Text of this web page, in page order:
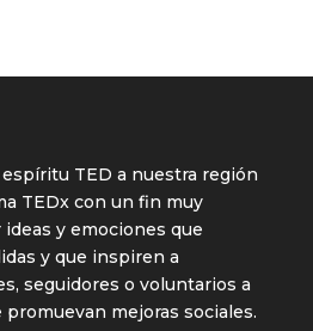
TED a nuestra región
TEDx con un fin muy
y emociones que
y que inspiren a
seguidores o voluntarios a
mejoras sociales.